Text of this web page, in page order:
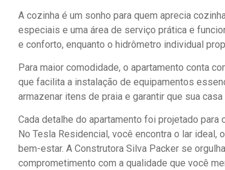
A cozinha é um sonho para quem aprecia
especiais e uma área de serviço prática e
e conforto, enquanto o hidrômetro individual
Para maior comodidade, o apartamento conta
que facilita a instalação de equipamentos
armazenar itens de praia e garantir que sua
Cada detalhe do apartamento foi projetado
No Tesla Residencial, você encontra o lar
bem-estar. A Construtora Silva Packer se
comprometimento com a qualidade que você